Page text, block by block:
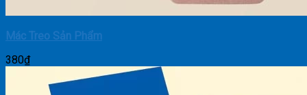
Mác Treo Sản Phẩm
380₫